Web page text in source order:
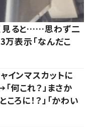
見ると……思わず二
表示「なんだこ
インマスカットに
何これ？」まさか
ろに！？」「かわい